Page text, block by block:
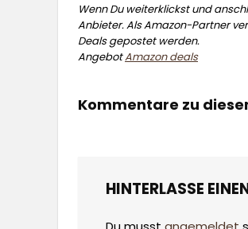
Wenn Du weiterklickst und
Anbieter. Als Amazon-Partner
Deals gepostet werden.
AngebotAmazon deals
Kommentare zu
HINTERLASSE